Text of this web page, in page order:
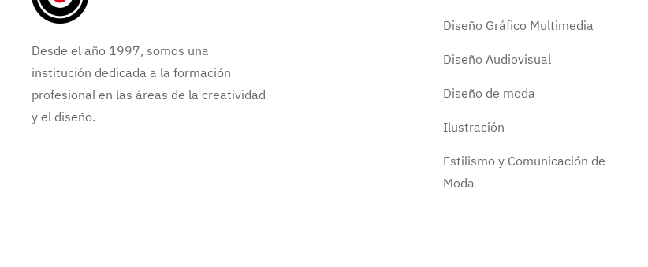
Desde el año 1997, somos una
institución dedicada a la formación
profesional en las áreas de la creatividad
y el diseño.
Diseño Gráfico Multimedia
Diseño Audiovisual
Diseño de moda
Ilustración
Estilismo y Comunicación de
Moda